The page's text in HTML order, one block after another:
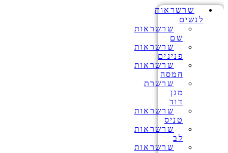
שרשראות
לנשים
שרשראות
שם
שרשראות
פנינים
שרשראות
חמסה
שרשרת
מגן
דוד
שרשראות
טניס
שרשראות
לב
שרשראות